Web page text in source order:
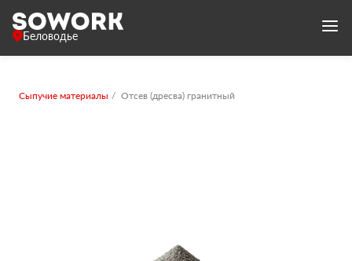
Беловодье
Сыпучие материалы Отсев (дресва) гранитный